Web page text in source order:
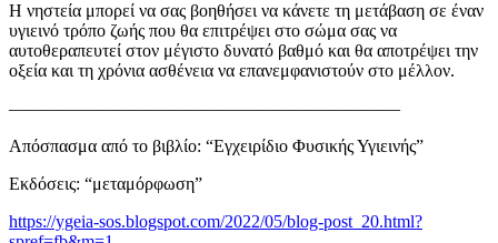
Η νηστεία μπορεί να σας βοηθήσει να κάνετε τη μετάβαση σε έναν
υγιεινό τρόπο ζωής που θα επιτρέψει στο σώμα σας να
αυτοθεραπευτεί στον μέγιστο δυνατό βαθμό και θα αποτρέψει την
οξεία και τη χρόνια ασθένεια να επανεμφανιστούν στο μέλλον.
——————————————————————
Απόσπασμα από το βιβλίο: “Εγχειρίδιο Φυσικής Υγιεινής”
Εκδόσεις: “μεταμόρφωση”
https://ygeia-sos.blogspot.com/2022/05/blog-post_20.html?